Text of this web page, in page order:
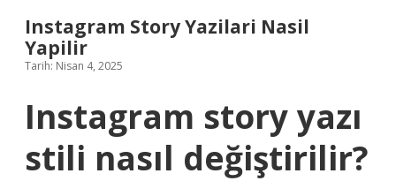
Instagram Story Yazilari Nasil
Yapilir
Tarih: Nisan 4, 2025
Instagram story yazı
stili nasıl değiştirilir?